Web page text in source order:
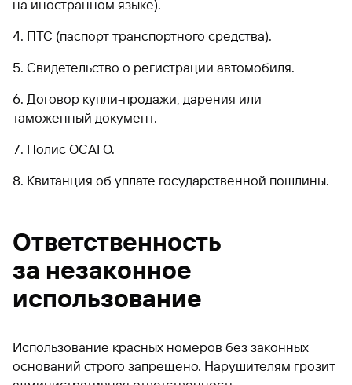
на иностранном языке).
ПТС (паспорт транспортного средства).
Свидетельство о регистрации автомобиля.
Договор купли-продажи, дарения или
таможенный документ.
Полис ОСАГО.
Квитанция об уплате государственной пошлины.
Ответственность
за незаконное
использование
Использование красных номеров без законных
оснований строго запрещено. Нарушителям грозит